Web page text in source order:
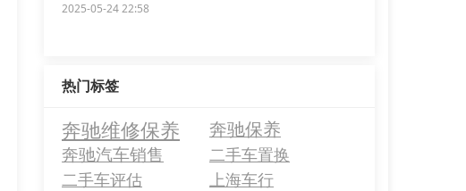
2025-05-24 22:58
热门标签
奔驰维修保养 奔驰保养
奔驰汽车销售
二手车置换
二手车评估
上海车行